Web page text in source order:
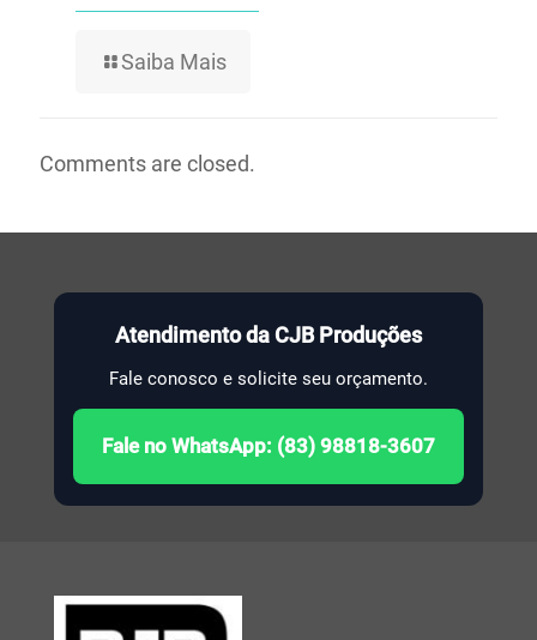
Saiba Mais
Comments are closed.
Atendimento da CJB Produções
Fale conosco e solicite seu orçamento.
Fale no WhatsApp: (83) 98818-3607